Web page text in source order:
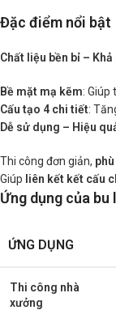
Đặc điểm nổi bật
Chất liệu bền bỉ –
Bề mặt mạ kẽm: Giúp
Cấu tạo 4 chi tiết:
Dễ sử dụng – Hiệu
Thi công đơn giản,
Giúp liên kết kết cấu
Ứng dụng của
ỨNG DỤNG
Thi công nhà
xưởng